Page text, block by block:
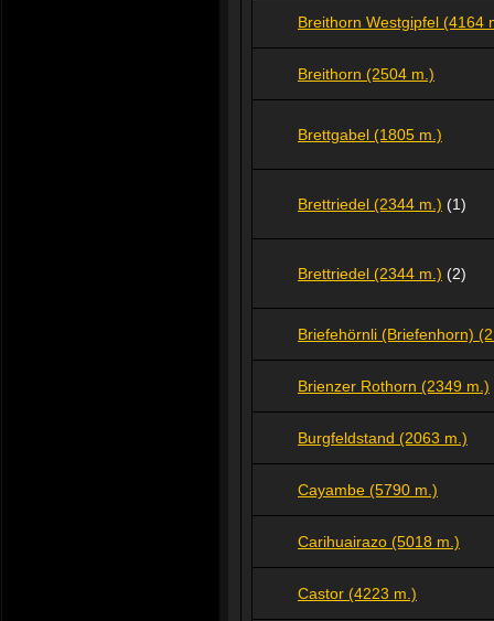
Breithorn Westgipfel (4164
Breithorn (2504 m.)
Brettgabel (1805 m.)
Brettriedel (2344 m.) (1)
Brettriedel (2344 m.) (2)
Briefehörnli (Briefenhorn)
Brienzer Rothorn (2349 m.)
Burgfeldstand (2063 m.)
Cayambe (5790 m.)
Carihuairazo (5018 m.)
Castor (4223 m.)